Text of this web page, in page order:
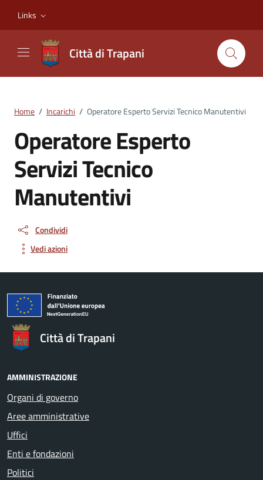
Links
Città di Trapani
Home / Incarichi / Operatore Esperto Servizi Tecnico Manutentivi
Operatore Esperto
Servizi Tecnico
Manutentivi
Condividi
Vedi azioni
Città di Trapani
AMMINISTRAZIONE
Organi di governo
Aree amministrative
Uffici
Enti e fondazioni
Politici